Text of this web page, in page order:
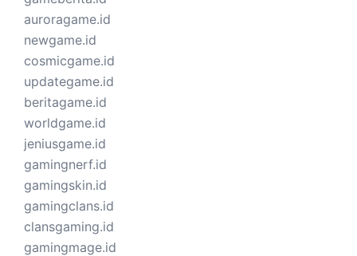
auroragame.id
newgame.id
cosmicgame.id
updategame.id
beritagame.id
worldgame.id
jeniusgame.id
gamingnerf.id
gamingskin.id
gamingclans.id
clansgaming.id
gamingmage.id